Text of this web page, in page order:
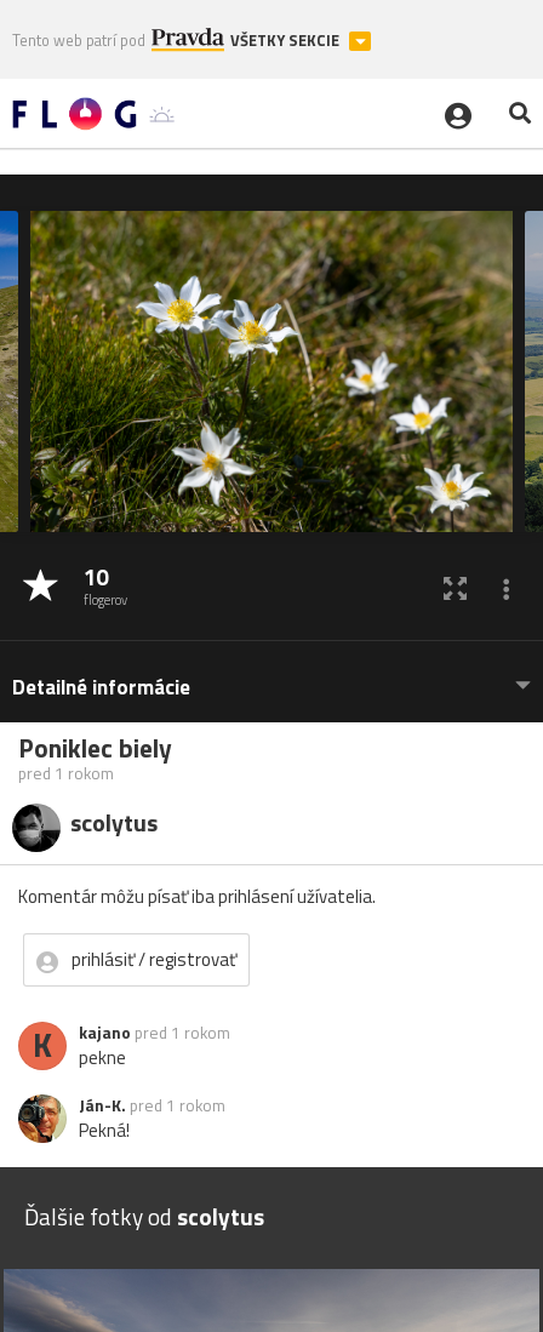
Tento web patrí pod VŠETKY SEKCIE
10
flogerov
Detailné informácie
Poniklec biely
pred 1 rokom
scolytus
Komentár môžu písať iba prihlásení užívatelia.
prihlásiť / registrovať
K kajano pred 1 rokom
pekne
Ján-K. pred 1 rokom
Pekná!
Ďalšie fotky od scolytus